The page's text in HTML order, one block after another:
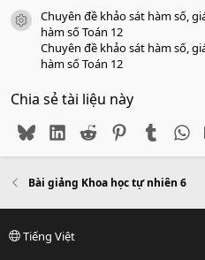
icon tài liệu
Chuyên đề khảo sát hàm số,
hàm số Toán 12
Chuyên đề khảo sát hàm số,
hàm số Toán 12
Chia sẻ tài liệu này
BlueskyLinkedIn
Reddit PinterestTumblr
Bài giảng Khoa học tự nhiên 6
Tiếng Việt